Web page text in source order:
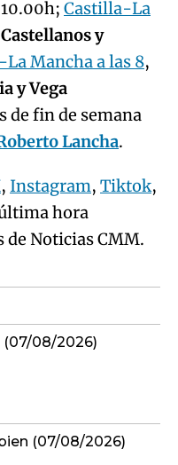
Castilla-La
y
Mancha a las 8,
y Vega
de fin de semana
Lancha.
, Instagram, Tiktok,
hora
Noticias CMM.
(07/08/2026)
(07/08/2026)